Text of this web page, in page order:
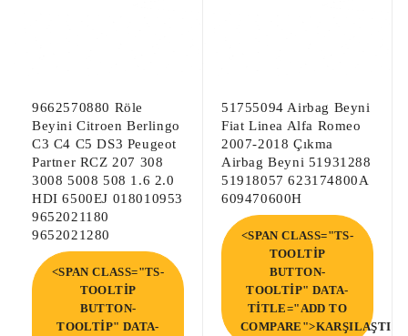
Çıkma Abs Beyni,
Civic 9 Abs Beyni, Civic 9 Çıkma Abs
Pompa Beyni, Civic 9 Çıkma Abs Beyni,
9662570880 Röle
Beyini Citroen Berlingo
C3 C4 C5 DS3 Peugeot
Partner RCZ 207 308
3008 5008 508 1.6 2.0
HDI 6500EJ 018010953
9652021180
9652021280
<SPAN CLASS="TS-
TOOLTIP
BUTTON-
TOOLTIP" DATA-
51755094 Airbag Beyni
Fiat Linea Alfa Romeo
2007-2018 Çıkma
Airbag Beyni 51931288
51918057 623174800A
609470600H
<SPAN CLASS="TS-
TOOLTIP
BUTTON-
TOOLTIP" DATA-
TITLE="ADD TO